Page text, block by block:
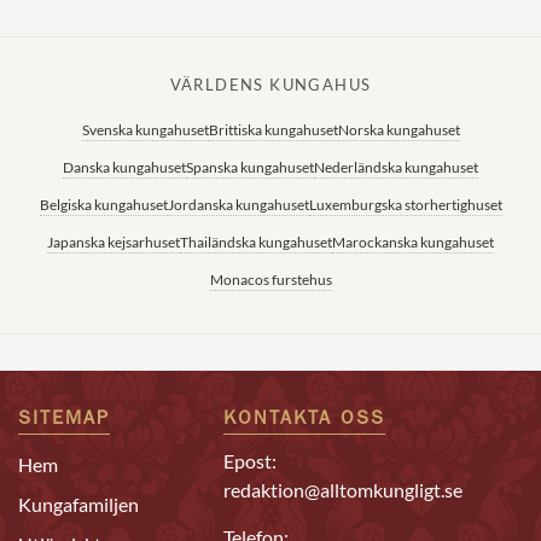
VÄRLDENS KUNGAHUS
Svenska kungahusetBrittiska kungahusetNorska kungahuset
Danska kungahusetSpanska kungahusetNederländska kungahuset
Belgiska kungahusetJordanska kungahusetLuxemburgska storhertighuset
Japanska kejsarhusetThailändska kungahusetMarockanska kungahuset
Monacos furstehus
SITEMAP
Hem
Kungafamiljen
KONTAKTA OSS
Epost:
redaktion@alltomkungligt.se